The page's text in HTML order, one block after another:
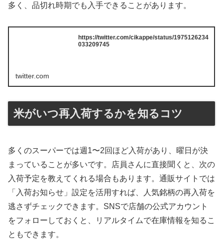
多く、品切れ時期でも入手できることがあります。
https://twitter.com/cikappe/status/1975126234
033209745
twitter.com
米がいつ再入荷するかを知るコツ
多くのスーパーでは週1〜2回ほど入荷があり、曜日が決
まっていることが多いです。店員さんに直接聞くと、次の
入荷予定を教えてくれる場合もあります。通販サイトでは
「入荷お知らせ」設定を活用すれば、人気銘柄の再入荷を
逃さずチェックできます。SNSで店舗の公式アカウント
をフォローしておくと、リアルタイムで在庫情報を知るこ
ともできます。